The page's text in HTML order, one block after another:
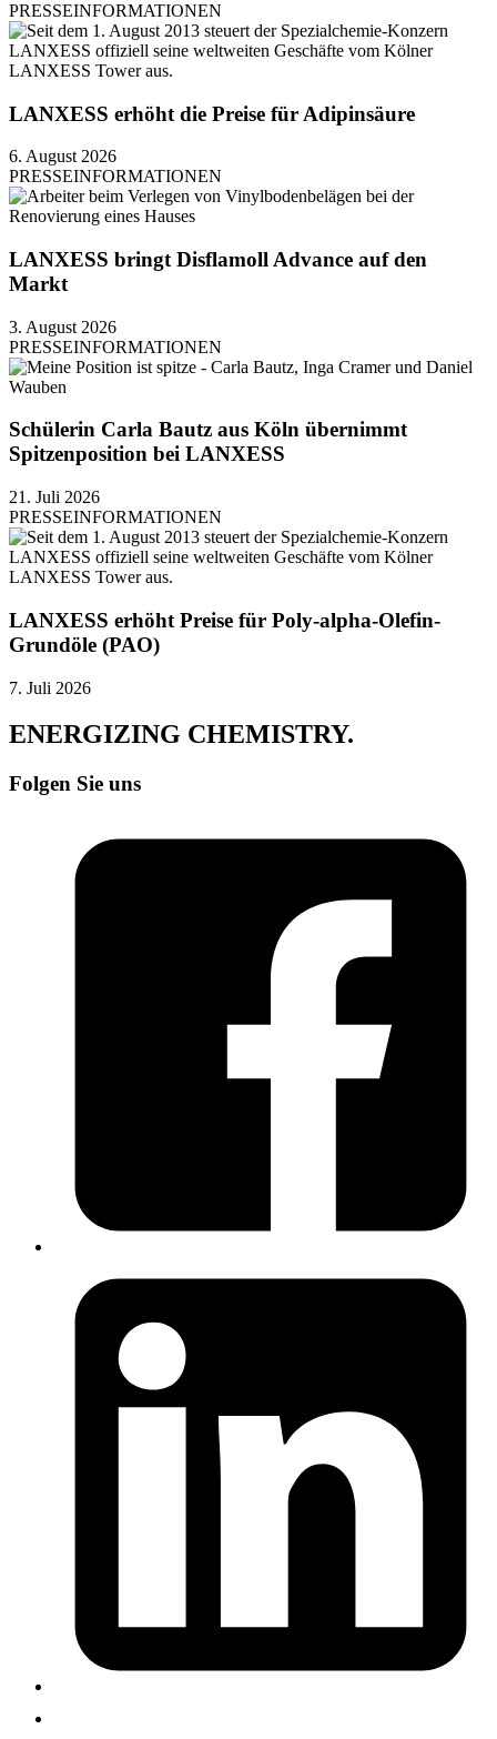
PRESSEINFORMATIONEN
LANXESS erhöht die Preise für Adipinsäure
6. August 2026
PRESSEINFORMATIONEN
LANXESS bringt Disflamoll Advance auf den
Markt
3. August 2026
PRESSEINFORMATIONEN
Schülerin Carla Bautz aus Köln übernimmt
Spitzenposition bei LANXESS
21. Juli 2026
PRESSEINFORMATIONEN
LANXESS erhöht Preise für Poly-alpha-Olefin-
Grundöle (PAO)
7. Juli 2026
ENERGIZING CHEMISTRY.
Folgen Sie uns